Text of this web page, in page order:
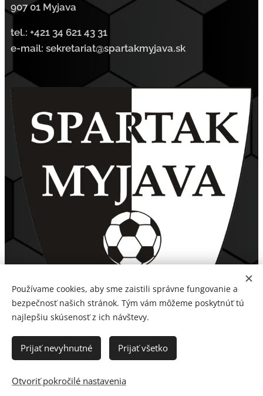
907 01 Myjava
tel.: +421 34 621 43 31
e-mail: sekretariat@spartakmyjava.sk
Spartak Myjava, a. s. 2026
Používame cookies, aby sme zaistili správne fungovanie a
bezpečnosť našich stránok. Tým vám môžeme poskytnúť tú
najlepšiu skúsenosť z ich návštevy.
Prijať nevyhnutné Prijať všetko
Otvoriť pokročilé nastavenia